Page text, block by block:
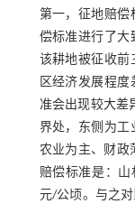
第一，征地赔偿
偿标准进行了大
该耕地被征收前
区经济发展程
准会出现较大差
界处，东侧为工
农业为主、财政
赔偿标准是：山
元/公顷。与之